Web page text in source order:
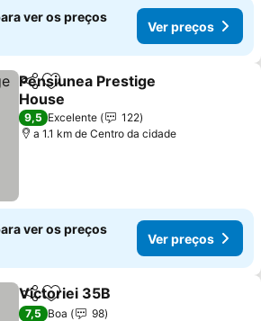
ver os preços
Ver preços
PartilharAdicionar aos favoritos
Pensiunea Prestige
House
9,5 Excelente
122
a 1.1 km de Centro da cidade
ver os preços
Ver preços
PartilharAdicionar aos favoritos
Victoriei 35B
7,5 Boa
98